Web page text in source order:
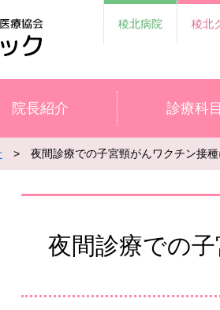
稜北病院 稜北
院長紹介 診療科目
> 夜間診療での子宮頸がんワクチン接種
夜間診療での